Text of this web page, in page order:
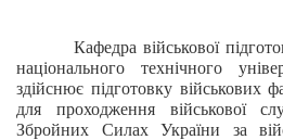
Кафедра військової
національного технічного
здійснює підготовку військових
для проходження військової
Збройних Силах України за